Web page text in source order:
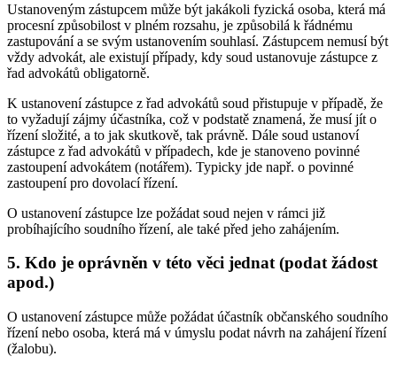
Ustanoveným zástupcem může být jakákoli fyzická osoba, která má
procesní způsobilost v plném rozsahu, je způsobilá k řádnému
zastupování a se svým ustanovením souhlasí. Zástupcem nemusí být
vždy advokát, ale existují případy, kdy soud ustanovuje zástupce z
řad advokátů obligatorně.
K ustanovení zástupce z řad advokátů soud přistupuje v případě, že
to vyžadují zájmy účastníka, což v podstatě znamená, že musí jít o
řízení složité, a to jak skutkově, tak právně. Dále soud ustanoví
zástupce z řad advokátů v případech, kde je stanoveno povinné
zastoupení advokátem (notářem). Typicky jde např. o povinné
zastoupení pro dovolací řízení.
O ustanovení zástupce lze požádat soud nejen v rámci již
probíhajícího soudního řízení, ale také před jeho zahájením.
5. Kdo je oprávněn v této věci jednat (podat žádost
apod.)
O ustanovení zástupce může požádat účastník občanského soudního
řízení nebo osoba, která má v úmyslu podat návrh na zahájení řízení
(žalobu).